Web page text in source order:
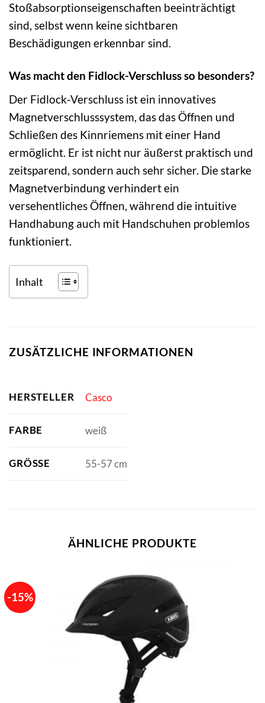
Stoßabsorptionseigenschaften beeinträchtigt
sind, selbst wenn keine sichtbaren
Beschädigungen erkennbar sind.
Was macht den Fidlock-Verschluss so besonders?
Der Fidlock-Verschluss ist ein innovatives
Magnetverschlusssystem, das das Öffnen und
Schließen des Kinnriemens mit einer Hand
ermöglicht. Er ist nicht nur äußerst praktisch und
zeitsparend, sondern auch sehr sicher. Die starke
Magnetverbindung verhindert ein
versehentliches Öffnen, während die intuitive
Handhabung auch mit Handschuhen problemlos
funktioniert.
Inhalt
ZUSÄTZLICHE INFORMATIONEN
HERSTELLER Casco
FARBE weiß
GRÖSSE 55-57 cm
ÄHNLICHE PRODUKTE
-15%